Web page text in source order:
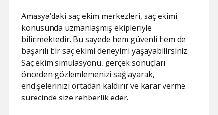
Amasya’daki saç ekim merkezleri, saç ekimi
konusunda uzmanlaşmış ekipleriyle
bilinmektedir. Bu sayede hem güvenli hem de
başarılı bir saç ekimi deneyimi yaşayabilirsiniz.
Saç ekim simülasyonu, gerçek sonuçları
önceden gözlemlemenizi sağlayarak,
endişelerinizi ortadan kaldırır ve karar verme
sürecinde size rehberlik eder.